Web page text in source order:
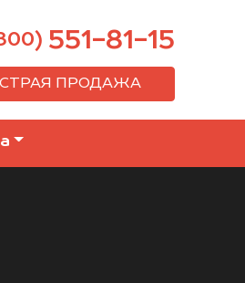
551-81-15
ПРОДАЖА